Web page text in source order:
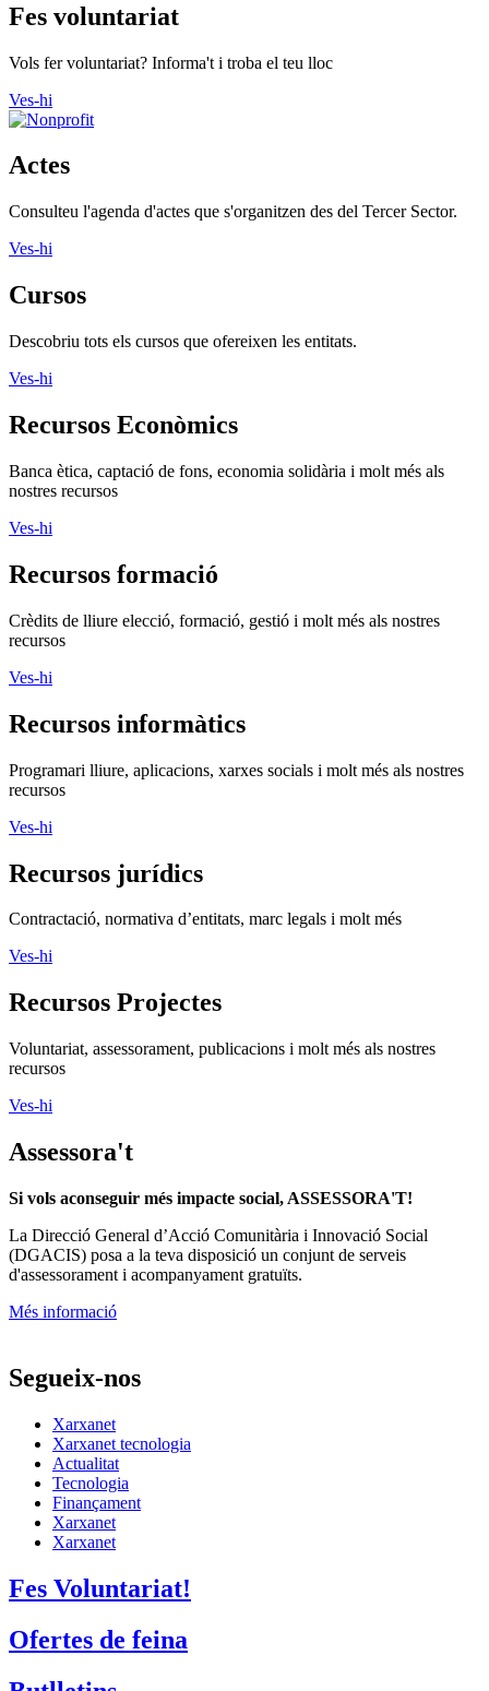
Fes voluntariat
Vols fer voluntariat? Informa't i troba el teu lloc
Ves-hi
Actes
Consulteu l'agenda d'actes que s'organitzen des del Tercer Sector.
Ves-hi
Cursos
Descobriu tots els cursos que ofereixen les entitats.
Ves-hi
Recursos Econòmics
Banca ètica, captació de fons, economia solidària i molt més als
nostres recursos
Ves-hi
Recursos formació
Crèdits de lliure elecció, formació, gestió i molt més als nostres
recursos
Ves-hi
Recursos informàtics
Programari lliure, aplicacions, xarxes socials i molt més als nostres
recursos
Ves-hi
Recursos jurídics
Contractació, normativa d’entitats, marc legals i molt més
Ves-hi
Recursos Projectes
Voluntariat, assessorament, publicacions i molt més als nostres
recursos
Ves-hi
Assessora't
Si vols aconseguir més impacte social, ASSESSORA'T!
La Direcció General d’Acció Comunitària i Innovació Social
(DGACIS) posa a la teva disposició un conjunt de serveis
d'assessorament i acompanyament gratuïts.
Més informació
Segueix-nos
Xarxanet
Xarxanet tecnologia
Actualitat
Tecnologia
Finançament
Xarxanet
Xarxanet
Fes Voluntariat!
Ofertes de feina